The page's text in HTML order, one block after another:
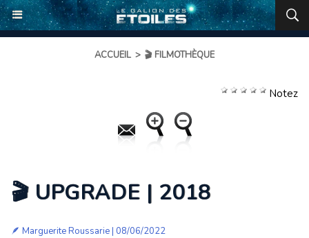
ACCUEIL > 🎬 FILMOTHÈQUE
Notez
🎬 UPGRADE | 2018
🪶 Marguerite Roussarie | 08/06/2022